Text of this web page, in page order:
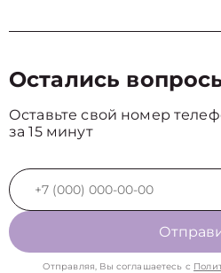
Остались
Оставьте свой номер
за 15 минут
Отправляя, Вы соглашаетесь с